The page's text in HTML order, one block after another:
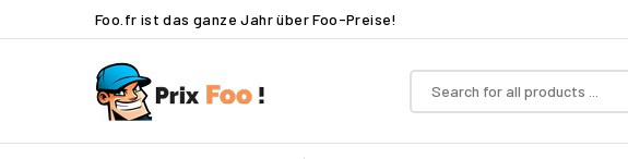
Foo.fr ist das ganze Jahr über Foo-Preise!